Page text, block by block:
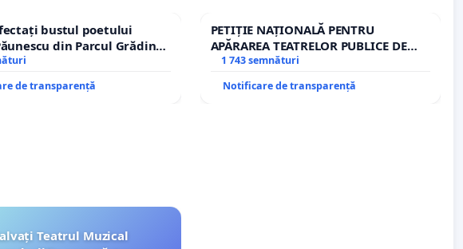
bustul poetului
din Parcul Grădina
Stop cenzurii culturale!
de transparență
PETIȚIE NAȚIONALĂ PENTRU
APĂRAREA TEATRELOR PUBLICE DE
REPERTORIU DIN ROMÂNIA
1 743 semnături
Notificare de transparență
Teatrul Muzical